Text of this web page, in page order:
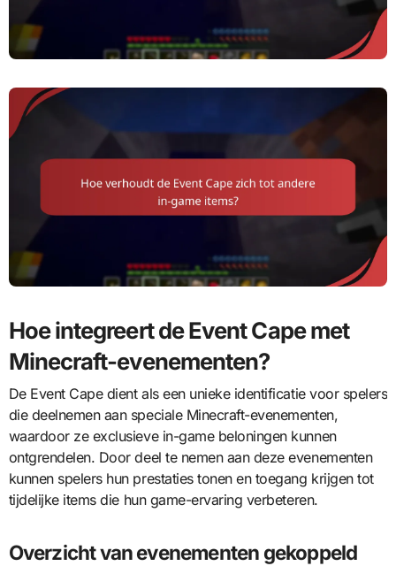
Hoe integreert de Event Cape met
Minecraft-evenementen?
De Event Cape dient als een unieke identificatie voor spelers
die deelnemen aan speciale Minecraft-evenementen,
waardoor ze exclusieve in-game beloningen kunnen
ontgrendelen. Door deel te nemen aan deze evenementen
kunnen spelers hun prestaties tonen en toegang krijgen tot
tijdelijke items die hun game-ervaring verbeteren.
Overzicht van evenementen gekoppeld